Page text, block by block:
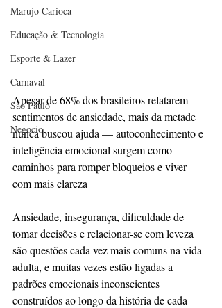
Marujo Carioca
Educação & Tecnologia
Esporte & Lazer
Carnaval
São Paulo
Negocio
Apesar de 68% dos brasileiros relatarem
sentimentos de ansiedade, mais da metade
nunca buscou ajuda — autoconhecimento e
inteligência emocional surgem como
caminhos para romper bloqueios e viver
com mais clareza
Ansiedade, insegurança, dificuldade de
tomar decisões e relacionar-se com leveza
são questões cada vez mais comuns na vida
adulta, e muitas vezes estão ligadas a
padrões emocionais inconscientes
construídos ao longo da história de cada